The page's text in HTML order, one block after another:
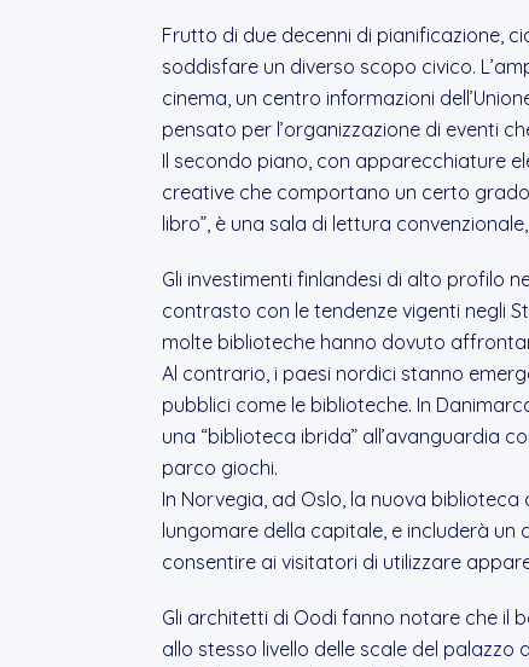
Frutto di due decenni di pianificazione,
soddisfare un diverso scopo civico.
cinema, un centro informazioni
pensato per l’organizzazione di eventi
Il secondo piano, con apparecchiature
creative che comportano un certo grado
libro”, è una sala di lettura
Gli investimenti finlandesi di alto profilo
contrasto con le tendenze vigenti negli
molte biblioteche hanno dovuto
Al contrario, i paesi nordici stanno
pubblici come le biblioteche. In
una “biblioteca ibrida” all’avanguardia
parco giochi.
In Norvegia, ad Oslo, la nuova
lungomare della capitale, e includerà un
consentire ai visitatori di utilizzare
Gli architetti di Oodi fanno notare che il
allo stesso livello delle scale del